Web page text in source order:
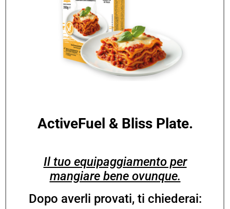
ActiveFuel & Bliss Plate.
Il tuo equipaggiamento per
mangiare bene ovunque.
Dopo averli provati, ti chiederai: